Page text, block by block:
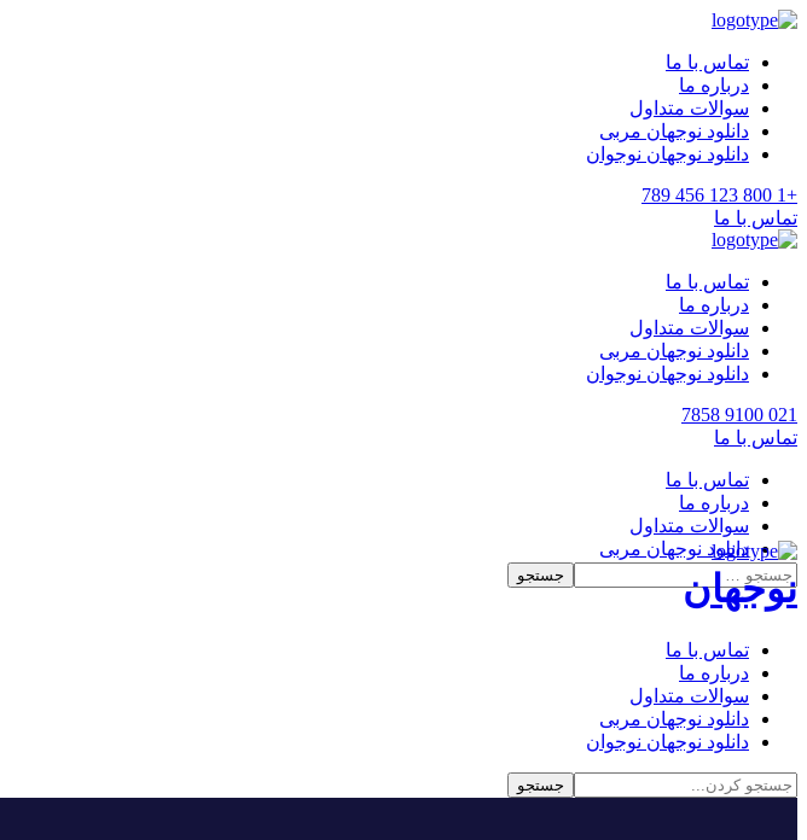
تماس با ما
درباره ما
سوالات متداول
دانلود نوجهان مربی
دانلود نوجهان نوجوان
+1 800 123 456 789
تماس با ما
تماس با ما
درباره ما
سوالات متداول
دانلود نوجهان مربی
دانلود نوجهان نوجوان
021 9100 7858
تماس با ما
تماس با ما
درباره ما
سوالات متداول
دانلود نوجهان مربی
دانلود نوجهان نوجوان
نوجهان
تماس با ما
درباره ما
سوالات متداول
دانلود نوجهان مربی
دانلود نوجهان نوجوان